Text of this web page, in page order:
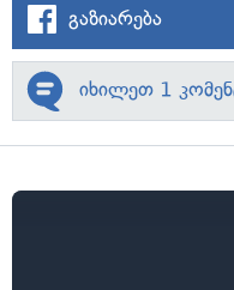
გაზიარება
იხილეთ 1